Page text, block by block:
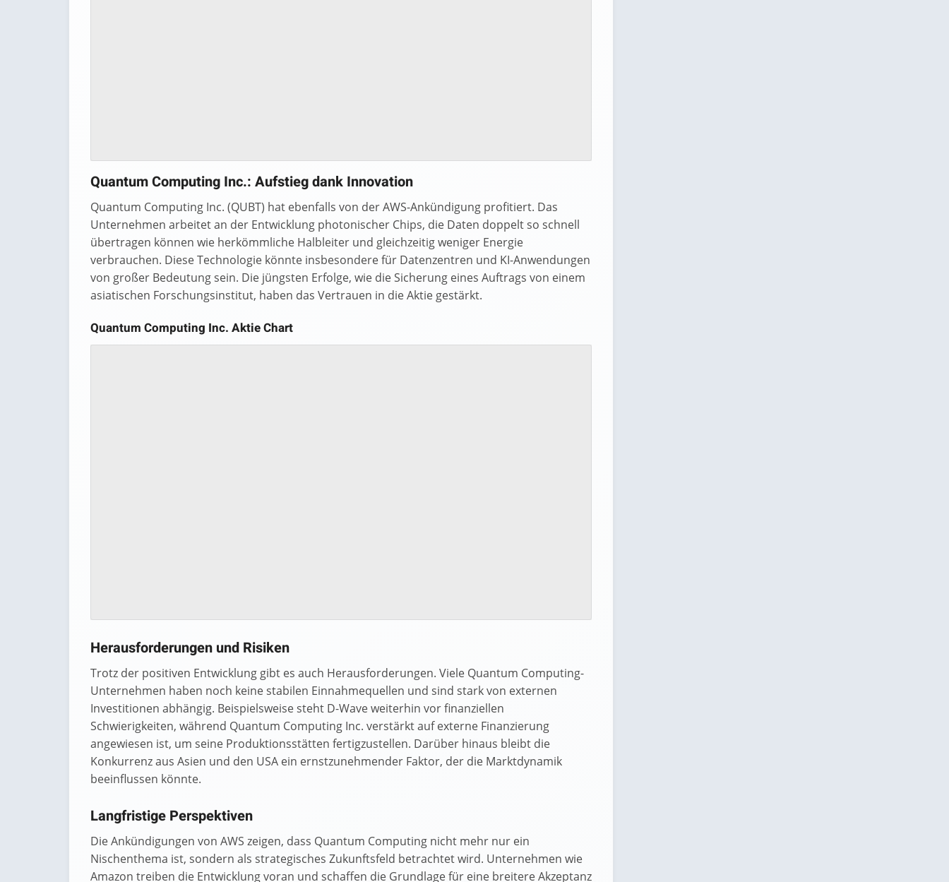
Quantum Computing Inc.: Aufstieg dank Innovation
Quantum Computing Inc. (QUBT) hat ebenfalls von der AWS-Ankündigung profitiert. Das
Unternehmen arbeitet an der Entwicklung photonischer Chips, die Daten doppelt so schnell
übertragen können wie herkömmliche Halbleiter und gleichzeitig weniger Energie
verbrauchen. Diese Technologie könnte insbesondere für Datenzentren und KI-Anwendungen
von großer Bedeutung sein. Die jüngsten Erfolge, wie die Sicherung eines Auftrags von einem
asiatischen Forschungsinstitut, haben das Vertrauen in die Aktie gestärkt.
Quantum Computing Inc. Aktie Chart
Herausforderungen und Risiken
Trotz der positiven Entwicklung gibt es auch Herausforderungen. Viele Quantum Computing-
Unternehmen haben noch keine stabilen Einnahmequellen und sind stark von externen
Investitionen abhängig. Beispielsweise steht D-Wave weiterhin vor finanziellen
Schwierigkeiten, während Quantum Computing Inc. verstärkt auf externe Finanzierung
angewiesen ist, um seine Produktionsstätten fertigzustellen. Darüber hinaus bleibt die
Konkurrenz aus Asien und den USA ein ernstzunehmender Faktor, der die Marktdynamik
beeinflussen könnte.
Langfristige Perspektiven
Die Ankündigungen von AWS zeigen, dass Quantum Computing nicht mehr nur ein
Nischenthema ist, sondern als strategisches Zukunftsfeld betrachtet wird. Unternehmen wie
Amazon treiben die Entwicklung voran und schaffen die Grundlage für eine breitere Akzeptanz